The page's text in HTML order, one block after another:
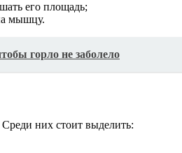
его площадь;
мышцу.
горло не заболело
них стоит выделить: